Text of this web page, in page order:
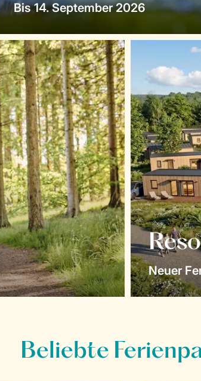
Bis 14. September 2026
Neuer